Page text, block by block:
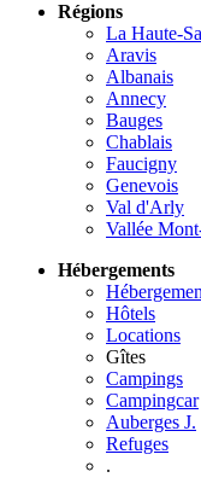
Régions
La Haute-
Aravis
Albanais
Annecy
Bauges
Chablais
Faucigny
Genevois
Val d'Arly
Vallée
Hébergements
Hôtels
Locations
Gîtes
Campings
Campingcar
Auberges J.
Refuges
.